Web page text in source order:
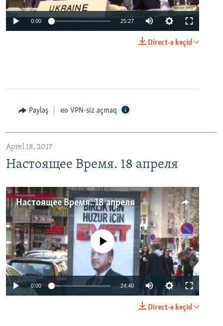
0:00 25:27
Direct-ə keçid
Paylaş VPN-siz açmaq
Aprel 18, 2017
Настоящее Время. 18 апреля
Настоящее Время. 18 апреля
No media source currently available
0:00 24:40
Direct-ə keçid